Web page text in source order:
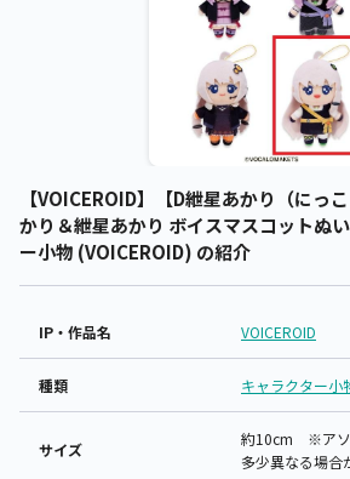
【VOICEROID】【D紲星あかり（にっ
かり＆紲星あかり ボイスマスコットぬ
ー小物 (VOICEROID) の紹介
IP・作品名 VOICEROID
種類 キャラクター小
サイズ
約10cm ※アソ
多少異なる場合